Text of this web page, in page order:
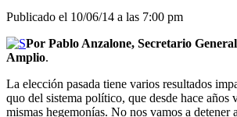
Publicado el 10/06/14 a las 7:00 pm
Por Pablo Anzalone, Secretario
Amplio.
La elección pasada tiene varios resultados
quo del sistema político, que desde hace años
mismas hegemonías. No nos vamos a detener